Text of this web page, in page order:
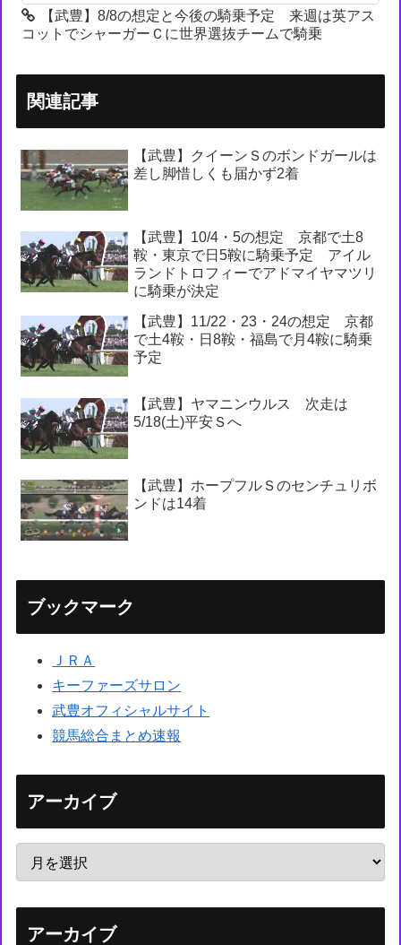
【武豊】8/8の想定と今後の騎乗予定 来週は英アス
コットでシャーガーＣに世界選抜チームで騎乗
関連記事
【武豊】クイーンＳのボンドガールは
差し脚惜しくも届かず2着
【武豊】10/4・5の想定 京都で土8
鞍・東京で日5鞍に騎乗予定 アイル
ランドトロフィーでアドマイヤマツリ
に騎乗が決定
【武豊】11/22・23・24の想定 京都
で土4鞍・日8鞍・福島で月4鞍に騎乗
予定
【武豊】ヤマニンウルス 次走は
5/18(土)平安Ｓへ
【武豊】ホープフルＳのセンチュリボ
ンドは14着
ブックマーク
ＪＲＡ
キーファーズサロン
武豊オフィシャルサイト
競馬総合まとめ速報
アーカイブ
アーカイブ